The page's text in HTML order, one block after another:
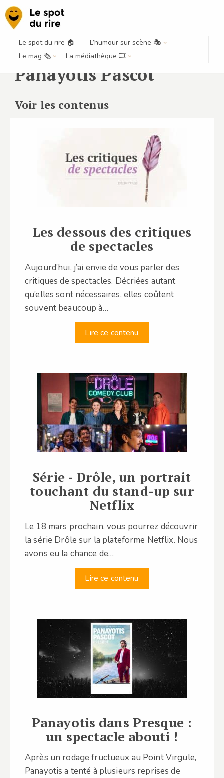
Le spot du rire 🏠
L’humour sur scène 🎭
Le mag 🗞️
La médiathèque 🎞️
Panayotis Pascot
Voir les contenus
Les dessous des critiques
de spectacles
Aujourd’hui, j’ai envie de vous parler des
critiques de spectacles. Décriées autant
qu’elles sont nécessaires, elles coûtent
souvent beaucoup à…
Lire ce contenu
Série - Drôle, un portrait
touchant du stand-up sur
Netflix
Le 18 mars prochain, vous pourrez découvrir
la série Drôle sur la plateforme Netflix. Nous
avons eu la chance de…
Lire ce contenu
Panayotis dans Presque :
un spectacle abouti !
Après un rodage fructueux au Point Virgule,
Panayotis a tenté à plusieurs reprises de